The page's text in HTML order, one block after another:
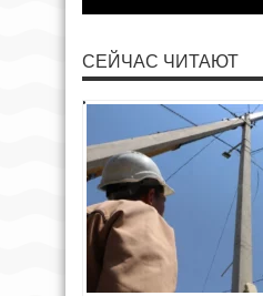
СЕЙЧАС ЧИТАЮТ